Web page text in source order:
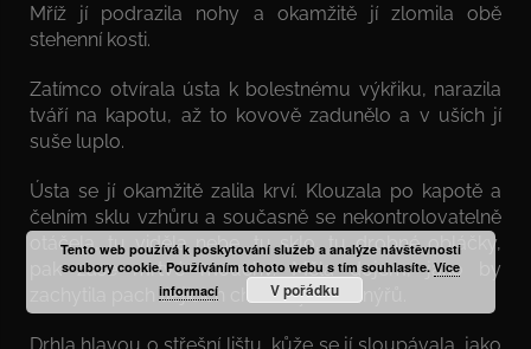
Mříž jí podrazila nohy a okamžitě jí zlomila obě
stehenní kosti.
Zatímco otvírala ústa k bolestnému výkřiku, narazila
tváří na kapotu, až to kovově zadunělo a v uších jí
suše luplo.
Ústa se jí okamžitě zalila krví. Klouzala po kapotě a
čelním sklu vzhůru a současně se nekontrolovatelně
otáčela, tu viděla nebe, tu sklo, tu drobné obláčky,
pak zase mrtvé mouchy. Měla dojem, jako by
zachytila pach tlejících chitinových krunýřů.
Drhla hlavou o střešní lištu, kůže se jí sloupávala, jako
Tento web používá k poskytování služeb a analýze návštěvnosti
soubory cookie. Používáním tohoto webu s tím souhlasíte.Více
informací
V pořádku